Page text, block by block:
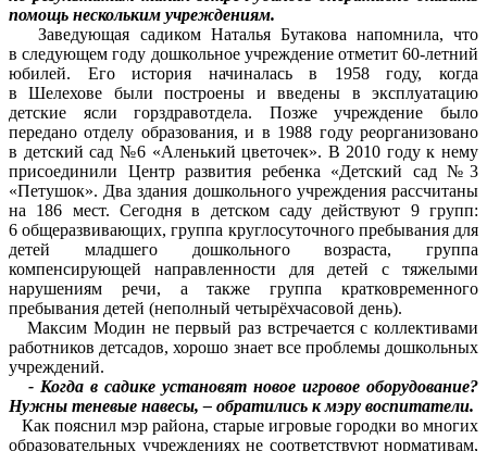
помощь нескольким учреждениям.
Заведующая садиком Наталья Бутакова напомнила, что
в следующем году дошкольное учреждение отметит 60-летний
юбилей. Его история начиналась в 1958 году, когда
в Шелехове были построены и введены в эксплуатацию
детские ясли горздравотдела. Позже учреждение было
передано отделу образования, и в 1988 году реорганизовано
в детский сад №6 «Аленький цветочек». В 2010 году к нему
присоединили Центр развития ребенка «Детский сад №3
«Петушок». Два здания дошкольного учреждения рассчитаны
на 186 мест. Сегодня в детском саду действуют 9 групп:
6 общеразвивающих, группа круглосуточного пребывания для
детей младшего дошкольного возраста, группа
компенсирующей направленности для детей с тяжелыми
нарушениям речи, а также группа кратковременного
пребывания детей (неполный четырёхчасовой день).
Максим Модин не первый раз встречается с коллективами
работников детсадов, хорошо знает все проблемы дошкольных
учреждений.
- Когда в садике установят новое игровое оборудование?
Нужны теневые навесы, – обратились к мэру воспитатели.
Как пояснил мэр района, старые игровые городки во многих
образовательных учреждениях не соответствуют нормативам,